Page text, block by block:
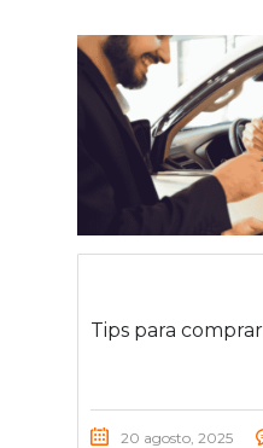
Tips para
20 agosto, 2025